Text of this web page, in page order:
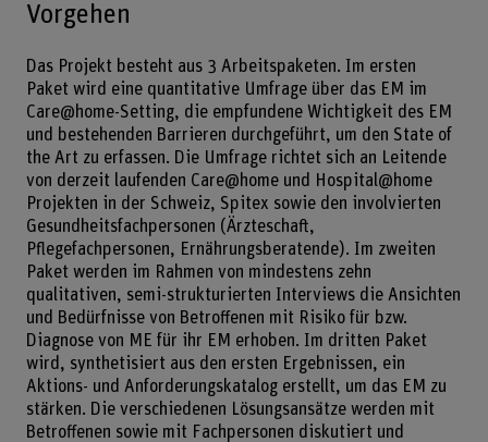
Vorgehen
Das Projekt besteht aus 3 Arbeitspaketen. Im ersten
Paket wird eine quantitative Umfrage über das EM im
Care@home-Setting, die empfundene Wichtigkeit des EM
und bestehenden Barrieren durchgeführt, um den State of
the Art zu erfassen. Die Umfrage richtet sich an Leitende
von derzeit laufenden Care@home und Hospital@home
Projekten in der Schweiz, Spitex sowie den involvierten
Gesundheitsfachpersonen (Ärzteschaft,
Pflegefachpersonen, Ernährungsberatende). Im zweiten
Paket werden im Rahmen von mindestens zehn
qualitativen, semi-strukturierten Interviews die Ansichten
und Bedürfnisse von Betroffenen mit Risiko für bzw.
Diagnose von ME für ihr EM erhoben. Im dritten Paket
wird, synthetisiert aus den ersten Ergebnissen, ein
Aktions- und Anforderungskatalog erstellt, um das EM zu
stärken. Die verschiedenen Lösungsansätze werden mit
Betroffenen sowie mit Fachpersonen diskutiert und